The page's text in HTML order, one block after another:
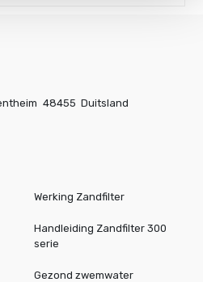
48455 Duitsland
Werking Zandfilter
Handleiding Zandfilter 300
serie
Gezond zwemwater